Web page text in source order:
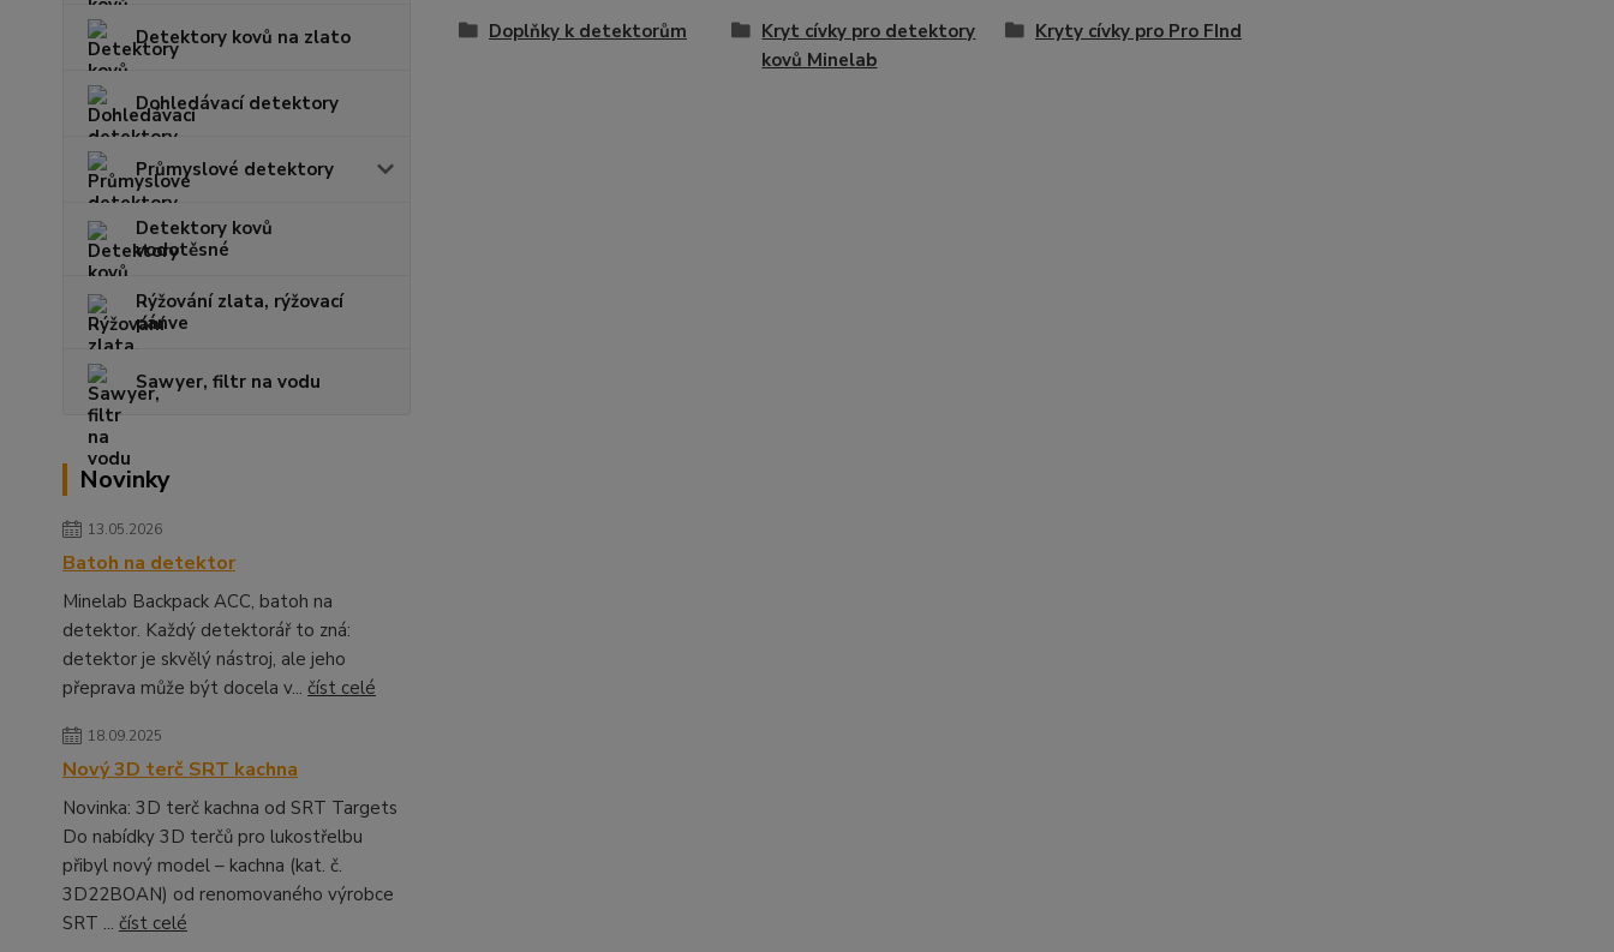
Detektory kovů na zlato
Dohledávací detektory
Průmyslové detektory
Detektory kovů
vodotěsné
Rýžování zlata, rýžovací
pánve
Sawyer, filtr na vodu
Novinky
13.05.2026
Batoh na detektor
Minelab Backpack ACC, batoh na
detektor. Každý detektorář to zná:
detektor je skvělý nástroj, ale jeho
přeprava může být docela v... číst celé
18.09.2025
Nový 3D terč SRT kachna
Novinka: 3D terč kachna od SRT Targets
Do nabídky 3D terčů pro lukostřelbu
přibyl nový model – kachna (kat. č.
3D22BOAN) od renomovaného výrobce
SRT ... číst celé
Doplňky k detektorům
Kryt cívky pro detektory
kovů Minelab
Kryty cívky pro Pro FInd